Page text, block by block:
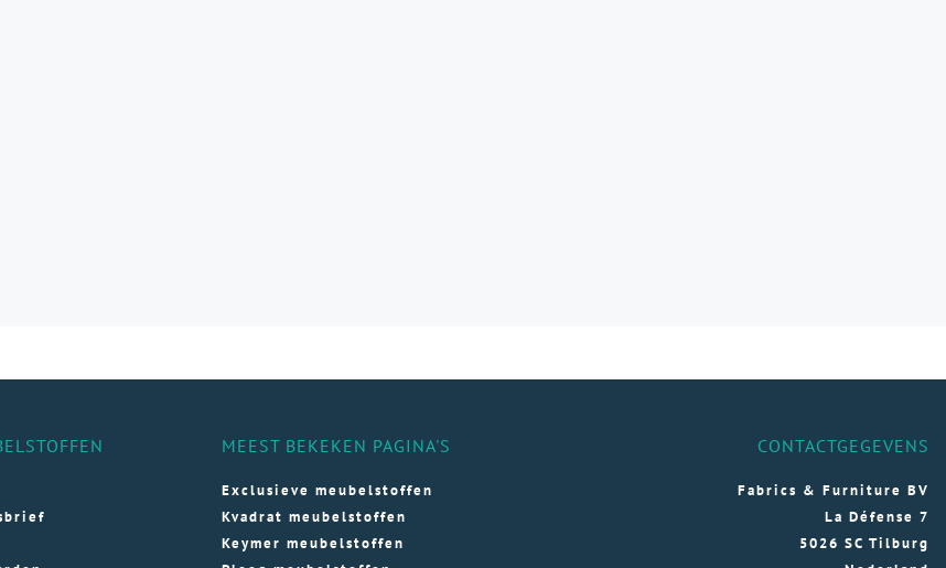
MEEST BEKEKEN PAGINA'S
Exclusieve meubelstoffen
Kvadrat meubelstoffen
Keymer meubelstoffen
CONTACTGEGEVENS
Fabrics & Furniture BV
La Défense 7
5026 SC Tilburg